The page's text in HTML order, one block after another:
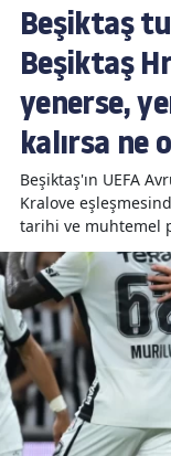
Beşiktaş
Beşiktaş
yenerse,
kalırsa ne
Beşiktaş'ın UEFA
Kralove
tarihi ve muhtemel